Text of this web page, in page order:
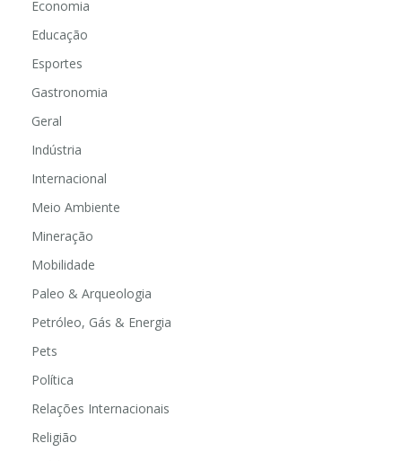
Economia
Educação
Esportes
Gastronomia
Geral
Indústria
Internacional
Meio Ambiente
Mineração
Mobilidade
Paleo & Arqueologia
Petróleo, Gás & Energia
Pets
Política
Relações Internacionais
Religião